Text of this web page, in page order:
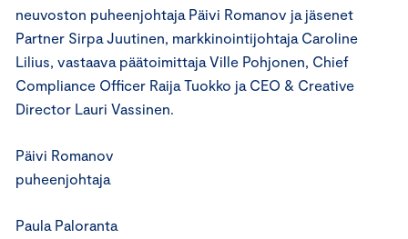
neuvoston puheenjohtaja Päivi Romanov ja jäsenet
Partner Sirpa Juutinen, markkinointijohtaja Caroline
Lilius, vastaava päätoimittaja Ville Pohjonen, Chief
Compliance Officer Raija Tuokko ja CEO & Creative
Director Lauri Vassinen.
Päivi Romanov
puheenjohtaja
Paula Paloranta